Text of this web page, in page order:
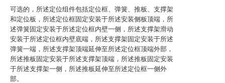
可选的，所述定位组件包括定位框、弹簧、推板、支撑架
和定位板，所述定位框固定安装于所述安装侧板顶端，所
述弹簧固定安装于所述定位框内壁一侧，所述支撑架滑动
安装于所述定位框内壁底端，所述支撑架固定安装于所述
弹簧一端，所述支撑架顶端延伸至所述定位框顶端外部，
所述推板固定安装于所述支撑架顶端，所述推板固定安装
于所述支撑架一侧，所述推板延伸至所述定位框一侧外
部。